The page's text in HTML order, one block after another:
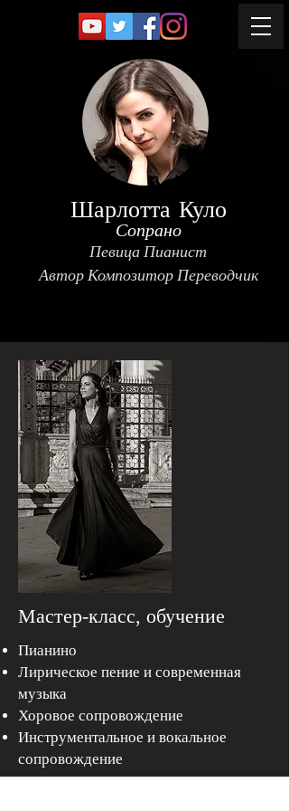
Шарлотта Куло
Сопрано
Певица Пианист
Автор Композитор Переводчик
Мастер-класс, обучение
Пианино
Лирическое пение и современная
музыка
Хоровое сопровождение
Инструментальное и вокальное
сопровождение